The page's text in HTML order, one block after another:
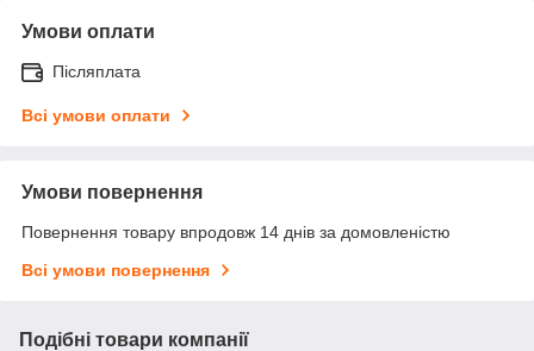
Умови оплати
Післяплата
Всі умови оплати
Умови повернення
Повернення товару впродовж 14 днів за домовленістю
Всі умови повернення
Подібні товари компанії